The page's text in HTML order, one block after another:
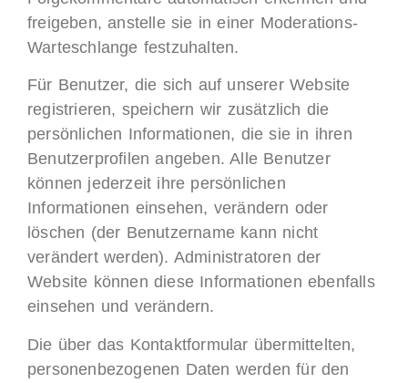
freigeben, anstelle sie in einer Moderations-
Warteschlange festzuhalten.
Für Benutzer, die sich auf unserer Website
registrieren, speichern wir zusätzlich die
persönlichen Informationen, die sie in ihren
Benutzerprofilen angeben. Alle Benutzer
können jederzeit ihre persönlichen
Informationen einsehen, verändern oder
löschen (der Benutzername kann nicht
verändert werden). Administratoren der
Website können diese Informationen ebenfalls
einsehen und verändern.
Die über das Kontaktformular übermittelten,
personenbezogenen Daten werden für den